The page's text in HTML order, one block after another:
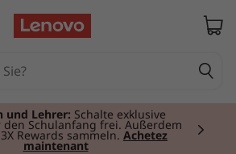
und Lehrer: Schalte exklusive
Schulanfang frei. Außerdem
Rewards sammeln. Achetez
maintenant
item 2 of 3